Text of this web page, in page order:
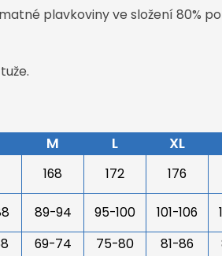
plavkoviny ve složení 80%
M L XL
168 172 176
89-94 95-100 101-106
69-74 75-80 81-86